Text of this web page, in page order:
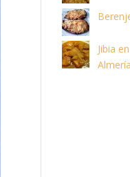
Jibia
Almería